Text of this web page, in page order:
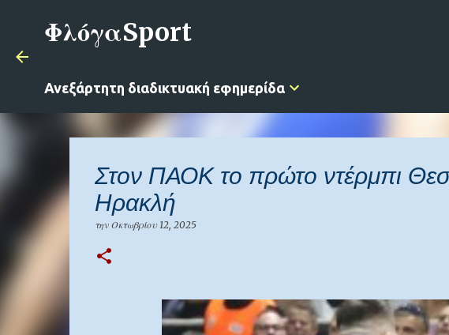
ΦλόγαSport
Ανεξάρτητη διαδικτυακή εφημερίδα
Στον ΠΑΟΚ το πρώτο ντέρμπι
Ηρακλή
την Οκτωβρίου 12, 2025